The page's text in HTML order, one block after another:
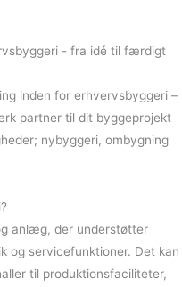
- fra idé til færdigt
inden for erhvervsbyggeri –
partner til dit byggeprojekt
nybyggeri, ombygning
anlæg, der understøtter
og servicefunktioner. Det kan
til produktionsfaciliteter,